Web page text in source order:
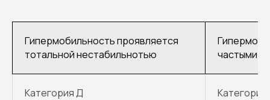
Гипермобильность проявляется
тотальной нестабильнотью
частыми
Категория Д Категория